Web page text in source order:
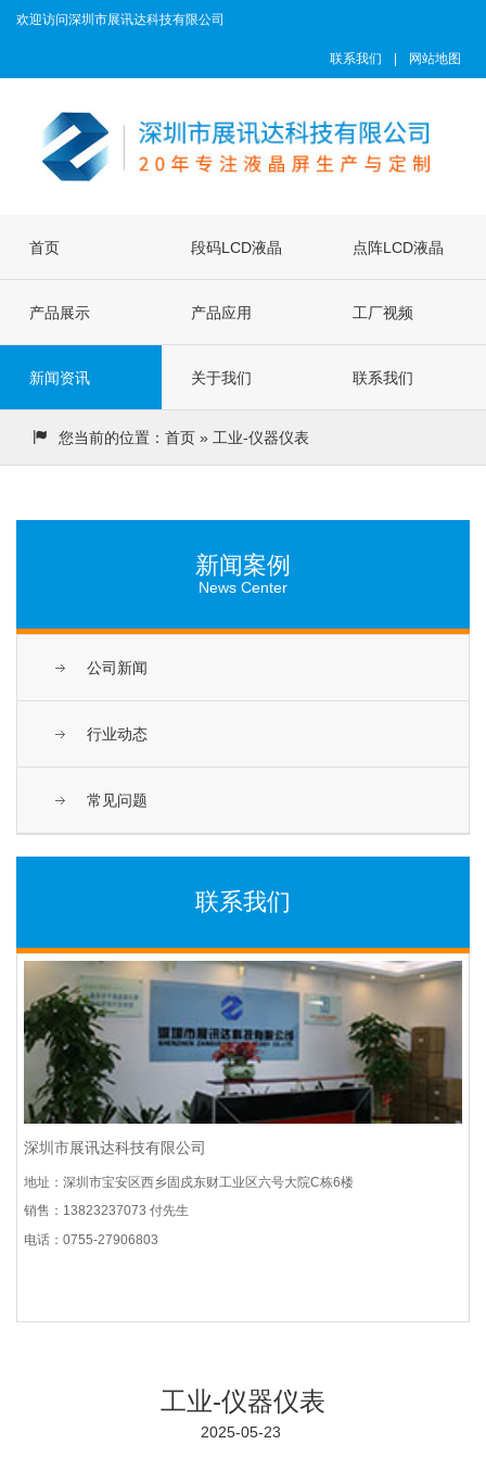
欢迎访问深圳市展讯达科技有限公司
联系我们 网站地图
首页 段码LCD液晶
屏
点阵LCD液晶
屏
产品展示 产品应用 工厂视频
新闻资讯 关于我们 联系我们
您当前的位置： 首页 » 工业-仪器仪表
新闻案例
News Center
公司新闻
行业动态
常见问题
联系我们
深圳市展讯达科技有限公司
地址：深圳市宝安区西乡固戍东财工业区六号大院C栋6楼
销售：13823237073 付先生
电话：0755-27906803
工业-仪器仪表
2025-05-23